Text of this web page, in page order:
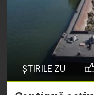
ȘTIRILE ZU